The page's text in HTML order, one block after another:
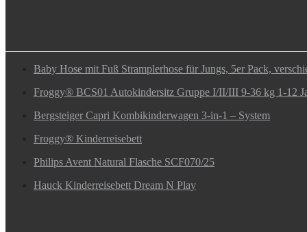
Baby Hose mit Fuß Stramplerhose für Jungs, 5er Pack,
Froggy® BCS01 Autokindersitz Gruppe I/II/III 9-36 kg 1-12
Bergsteiger Capri Kombikinderwagen 3-in-1 – System
Froggy® Kinderreisebett
Philips Avent Natural Flasche SCF070/25
Hauck Kinderreisebett Dream N Play